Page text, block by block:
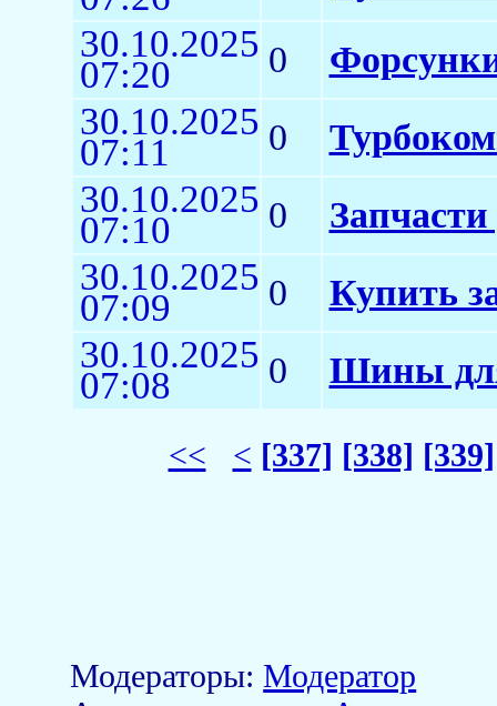
30.10.2025
07:20 0
30.10.2025
07:11 0
30.10.2025
07:10 0 Запчасти
30.10.2025
07:09 0 Купить
30.10.2025
07:08 0 Шины
<< < [337] [338] [339]
Модераторы:Модератор